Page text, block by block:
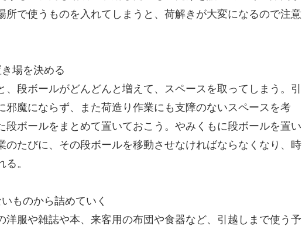
所で使うものを入れてしまうと、荷解きが大変になるので注意
き場を決める
段ボールがどんどんと増えて、スペースを取ってしまう。引
邪魔にならず、また荷造り作業にも支障のないスペースを考
段ボールをまとめて置いておこう。やみくもに段ボールを置い
のたびに、その段ボールを移動させなければならなくなり、時
。
ものから詰めていく
服や雑誌や本、来客用の布団や食器など、引越しまで使う予